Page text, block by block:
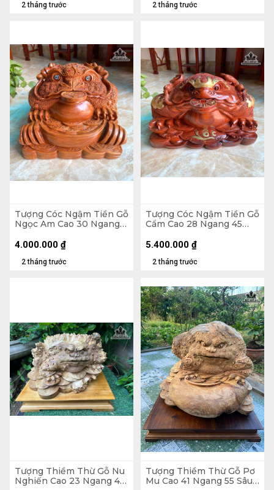
2 tháng trước 2 tháng trước
Tượng Cóc Ngậm Tiền Gỗ
Ngọc Am Cao 30 Ngang
2 tháng trước
4.000.000 ₫
Tượng Cóc Ngậm Tiền Gỗ
Cẩm Cao 28 Ngang 45
2 tháng trước
5.400.000 ₫
Tượng Thiềm Thừ Gỗ Nu
Nghiến Cao 23 Ngang 41
Tượng Thiềm Thừ Gỗ Pơ
Mu Cao 41 Ngang 55 Sâu